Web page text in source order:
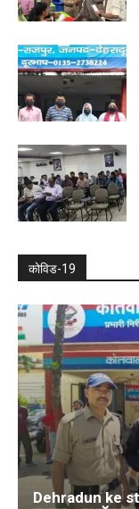
कोविड-19
Dehradun ke